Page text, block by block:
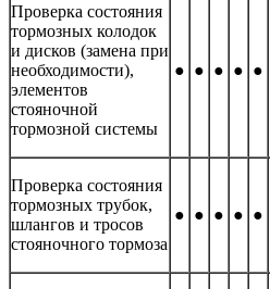
Проверка состояния
тормозных колодок
и дисков (замена при
необходимости),
элементов
стояночной
тормозной системы
● ● ● ● ●
Проверка состояния
тормозных трубок,
шлангов и тросов
стояночного тормоза
● ● ● ● ●